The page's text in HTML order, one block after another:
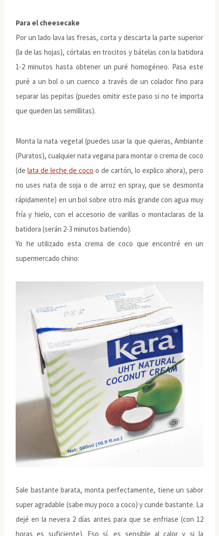
Para el cheesecake
Por un lado lava las fresas, corta y descarta la parte superior
(la de las hojas), córtalas en trocitos y bátelas con la batidora
1-2 minutos hasta obtener un puré homogéneo. Pasa este
puré a un bol o un cuenco a través de un colador fino para
separar las pepitas (puedes omitir este paso si no te importa
que queden las semillitas).
Monta la nata vegetal (puedes usar la que quieras, Ambiante
(Puratos), cualquier nata vegana para montar o crema de coco
(de lata de leche de coco o de cartón, lo explico ahora), pero
no uses nata de soja o de arroz en spray, que se desmonta
rápidamente) en un bol sobre otro más grande con agua muy
fría y hielo, con el accesorio de varillas o montaclaras de la
batidora (serán 2-3 minutos batiendo).
Yo he utilizado esta crema de coco que encontré en un
supermercado chino:
Sale bastante barata, monta perfectamente, tiene un sabor
super agradable (sabe muy poco a coco) y cunde bastante. La
dejé en la nevera 2 días antes para que se enfriase (con 12
horas es suficiente). Eso sí, es sensible al calor y si la